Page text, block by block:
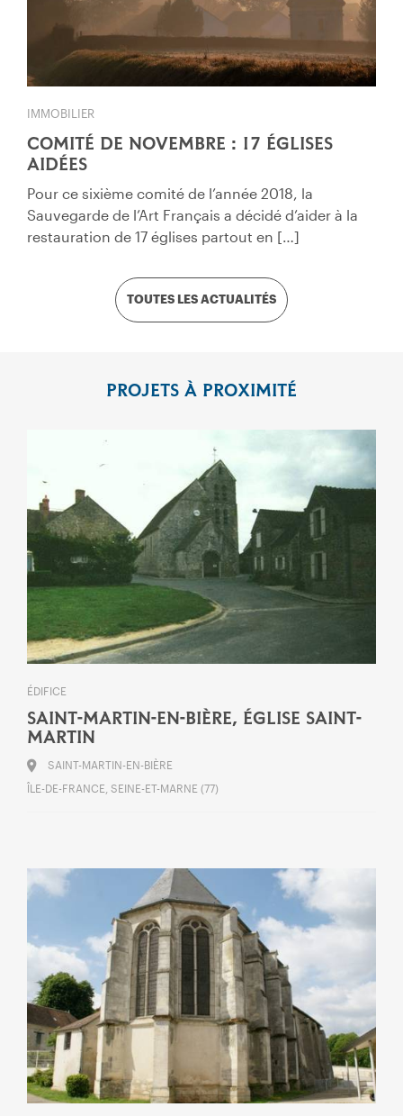
TOUTES LES ACTUALITÉS
IMMOBILIER
COMITÉ DE NOVEMBRE : 17 ÉGLISES
AIDÉES
Pour ce sixième comité de l’année 2018, la
Sauvegarde de l’Art Français a décidé d’aider à la
restauration de 17 églises partout en […]
PROJETS À PROXIMITÉ
ÉDIFICE
SAINT-MARTIN-EN-BIÈRE, ÉGLISE SAINT-
MARTIN
SAINT-MARTIN-EN-BIÈRE
ÎLE-DE-FRANCE, SEINE-ET-MARNE (77)